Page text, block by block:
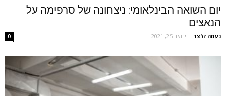
יום השואה הבינלאומי: ניצחונה של סרפימה על
הנאצים
נעמה זלצר - ינואר 25, 2021 0